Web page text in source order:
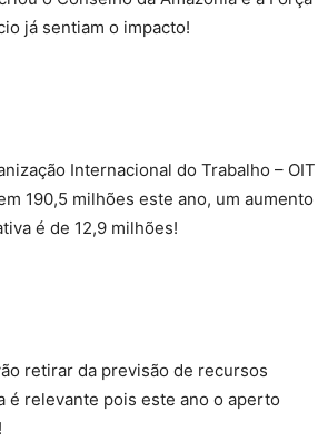
já sentiam o impacto!
Internacional do Trabalho – OIT
190,5 milhões este ano, um aumento
é de 12,9 milhões!
retirar da previsão de recursos
é relevante pois este ano o aperto